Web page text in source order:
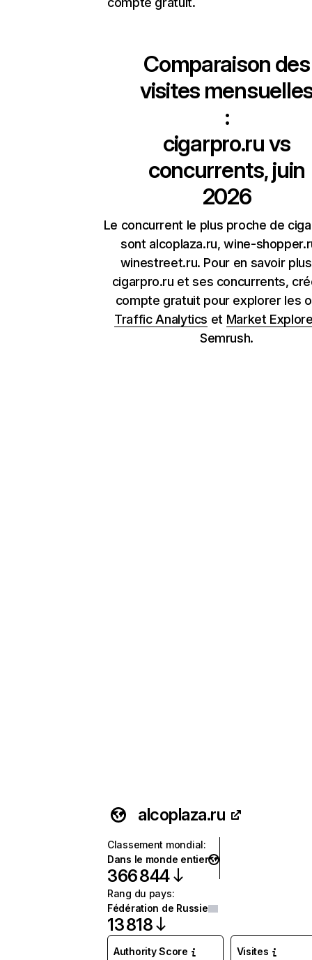
Comparaison des
visites
:
cigarpro.ruvs
concurrents, juin
2026
Le concurrent le plus proche de
sont alcoplaza.ru, wine-
winestreet.ru. Pour en savoir
cigarpro.ru et ses concurrents,
compte gratuit pour explorer les
Traffic Analytics et Market
Semrush.
alcoplaza.ru
Classement mondial:
Dans le monde entier
366 844
Rang du pays:
Fédération de Russie
13 818
Authority Score Visites